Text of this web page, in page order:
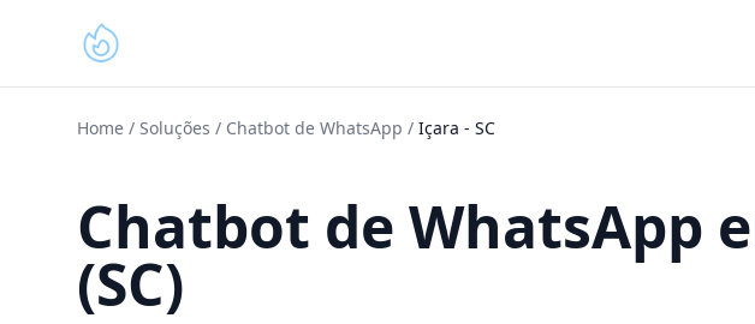
Home / Soluções / Chatbot de WhatsApp / Içara - SC
Chatbot de WhatsApp
(SC)